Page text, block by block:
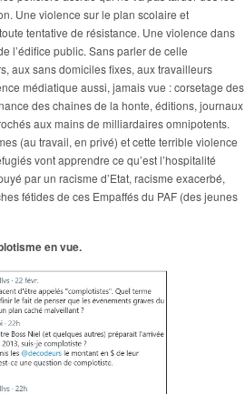
Une violence sur le plan scolaire et
tentative de résistance. Une violence dans
l’édifice public. Sans parler de celle
aux sans domiciles fixes, aux travailleurs
médiatique aussi, jamais vue : corsetage des
des chaines de la honte, éditions, journaux
aux mains de milliardaires omnipotents.
(au travail, en privé) et cette terrible violence
vont apprendre ce qu’est l’hospitalité
par un racisme d’Etat, racisme exacerbé,
fétides de ces Empaffés du PAF (des jeunes
en vue.